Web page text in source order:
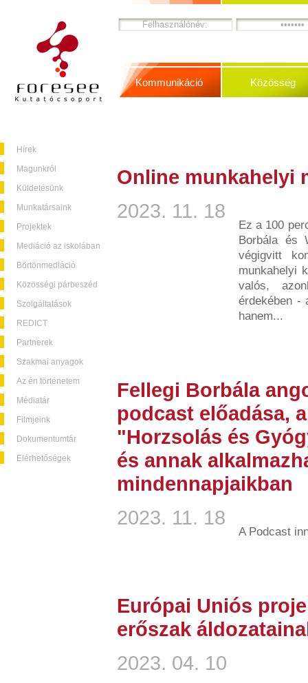
Hírek
Magunkról
Küldetésünk
Munkatársaink
Projektek
Mediáció az iskolában
Börtönmediáció
Közösségi párbeszéd
Szolgáltatások
REDICT
Partnerek
Szakmai anyagok
Az én történetem
Médiatár
Filmjeink
Dokumentumtár
Elérhetőségek
Kommunikáció Közösség
Online munkahelyi
2023. 11. 18
Ez a 100
Borbála és
végigvitt
munkahelyi
valós,
érdekében -
hanem...
Fellegi Borbála
podcast előadása,
"Horzsolás és
és annak
mindennapjaikban
2023. 11. 18
A Podcast
Európai Uniós
erőszak
2023. 04. 10